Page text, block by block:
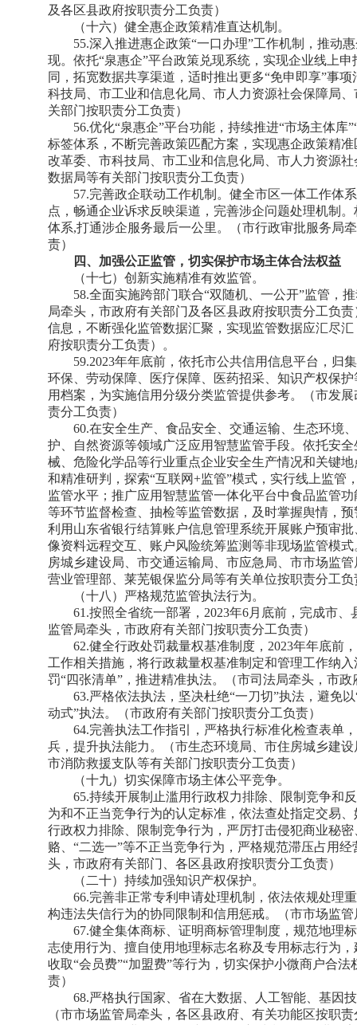
及各区县政府按职责分工负责）
（十六）健全惠企政策精准直达机制。
55.深入推进惠企政策“一口办理”工作机制，推动
现。依托“泉惠企”平台政策兑现系统，实现企业线上
同，拓宽数据共享渠道，适时推出更多“免申即享”事
科技局、市工业和信息化局、市人力资源社会保障局
关部门按职责分工负责）
56.优化“泉惠企”平台功能，持续推进“市场主体库
标签体系，不断完善政策匹配方案，实现惠企政策精
改革委、市科技局、市工业和信息化局、市人力资源
数据局等有关部门按职责分工负责）
57.完善政企联动工作机制。健全市区一体工作体
点，畅通企业诉求反映渠道，完善涉企问题处理机制
体系,打通涉企服务最后一公里。（市行政审批服务局
责）
四、加强公正监管，切实保护市场主体合法权益
（十七）创新实施精准有效监管。
58.全面实施跨部门联合“双随机、一公开”监管，
局牵头，市政府有关部门及各区县政府按职责分工负
信息，不断强化监管数据汇聚，实现监管数据应汇尽
府按职责分工负责）。
59.2023年年底前，依托市公共信用信息平台，归
环保、劳动保障、医疗保障、医药招采、知识产权保
用档案，为实施信用分级分类监管提供参考。（市发
责分工负责）
60.在安全生产、食品安全、交通运输、生态环境
护、自然资源等领域广泛应用智慧监管手段。依托安
械、危险化学品等行业重点企业安全生产情况和关键
和精准研判，探索“互联网+监管”模式，实行线上监
监管水平；推广应用智慧监管一体化平台中食品监管
等环节监督检查、抽检等监管数据，及时掌握舆情，
利用山东省银行结算账户信息管理系统开展账户预审
像资料远程交互、账户风险统筹监测等非现场监管模
房城乡建设局、市交通运输局、市应急局、市市场监
营业管理部、莱芜银保监分局等有关单位按职责分工负
（十八）严格规范监管执法行为。
61.按照全省统一部署，2023年6月底前，完成市
监管局牵头，市政府有关部门按职责分工负责）
62.健全行政处罚裁量权基准制度，2023年年底前
工作相关措施，将行政裁量权基准制定和管理工作纳
罚“四张清单”，推进精准执法。（市司法局牵头，市
63.严格依法执法，坚决杜绝“一刀切”执法，避免
动式”执法。（市政府有关部门按职责分工负责）
64.完善执法工作指引，严格执行标准化检查表单
兵，提升执法能力。（市生态环境局、市住房城乡建
市消防救援支队等有关部门按职责分工负责）
（十九）切实保障市场主体公平竞争。
65.持续开展制止滥用行政权力排除、限制竞争和
为和不正当竞争行为的认定标准，依法查处指定交易
行政权力排除、限制竞争行为，严厉打击侵犯商业秘密
赂、“二选一”等不正当竞争行为，严格规范滞压占用
头，市政府有关部门、各区县政府按职责分工负责）
（二十）持续加强知识产权保护。
66.完善非正常专利申请处理机制，依法依规处理
构违法失信行为的协同限制和信用惩戒。（市市场监
67.健全集体商标、证明商标管理制度，规范地理
志使用行为、擅自使用地理标志名称及专用标志行为
收取“会员费”“加盟费”等行为，切实保护小微商户合
责）
68.严格执行国家、省在大数据、人工智能、基因
（市市场监管局牵头，各区县政府、有关功能区按职